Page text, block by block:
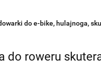
do e-bike, hulajnoga,
do roweru